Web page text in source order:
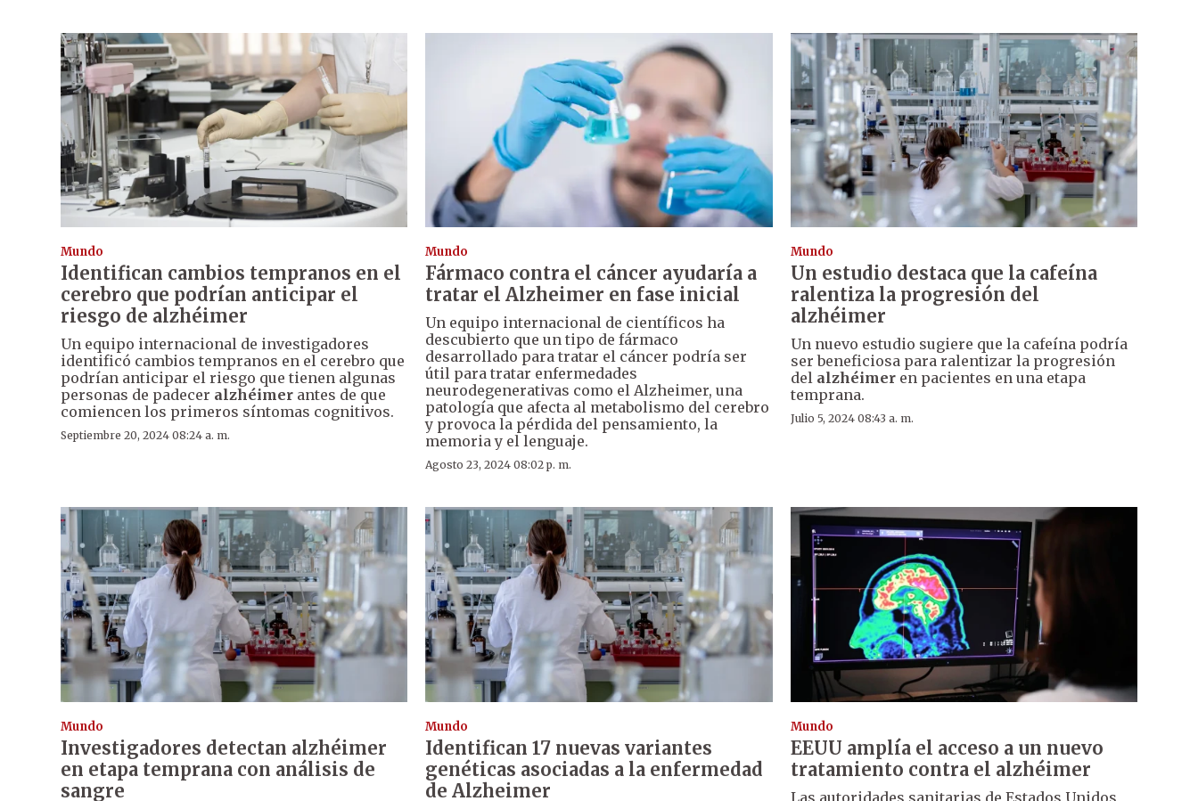
Mundo
Identifican cambios tempranos en el
cerebro que podrían anticipar el
riesgo de alzhéimer
Un equipo internacional de investigadores
identificó cambios tempranos en el cerebro que
podrían anticipar el riesgo que tienen algunas
personas de padecer alzhéimer antes de que
comiencen los primeros síntomas cognitivos.
Septiembre 20, 2024 08:24 a. m.
Mundo
Fármaco contra el cáncer ayudaría a
tratar el Alzheimer en fase inicial
Un equipo internacional de científicos ha
descubierto que un tipo de fármaco
desarrollado para tratar el cáncer podría ser
útil para tratar enfermedades
neurodegenerativas como el Alzheimer, una
patología que afecta al metabolismo del cerebro
y provoca la pérdida del pensamiento, la
memoria y el lenguaje.
Agosto 23, 2024 08:02 p. m.
Mundo
Un estudio destaca que la cafeína
ralentiza la progresión del
alzhéimer
Un nuevo estudio sugiere que la cafeína podría
ser beneficiosa para ralentizar la progresión
del alzhéimeren pacientes en una etapa
temprana.
Julio 5, 2024 08:43 a. m.
Mundo
Investigadores detectan alzhéimer
en etapa temprana con análisis de
sangre
Mundo
Identifican 17 nuevas variantes
genéticas asociadas a la enfermedad
de Alzheimer
Mundo
EEUU amplía el acceso a un nuevo
tratamiento contra el alzhéimer